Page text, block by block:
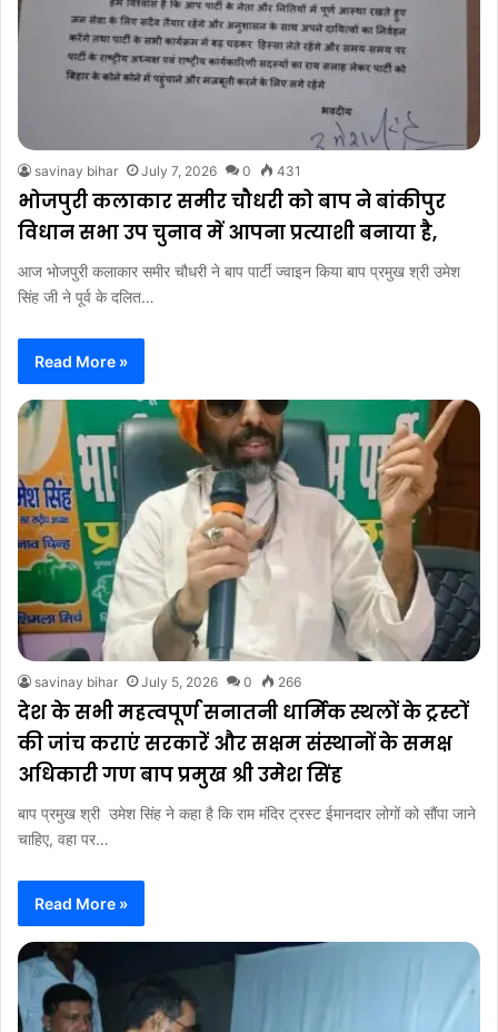
savinay bihar July 7, 2026 0 431
भोजपुरी कलाकार समीर चौधरी को बाप ने बांकीपुर
विधान सभा उप चुनाव में आपना प्रत्याशी बनाया है,
आज भोजपुरी कलाकार समीर चौधरी ने बाप पार्टी ज्वाइन किया बाप प्रमुख श्री उमेश
सिंह जी ने पूर्व के दलित…
Read More »
savinay bihar July 5, 2026 0 266
देश के सभी महत्वपूर्ण सनातनी धार्मिक स्थलों के ट्रस्टों
की जांच कराएं सरकारें और सक्षम संस्थानों के समक्ष
अधिकारी गण बाप प्रमुख श्री उमेश सिंह
बाप प्रमुख श्री उमेश सिंह ने कहा है कि राम मंदिर ट्रस्ट ईमानदार लोगों को सौंपा जाने
चाहिए, वहा पर…
Read More »